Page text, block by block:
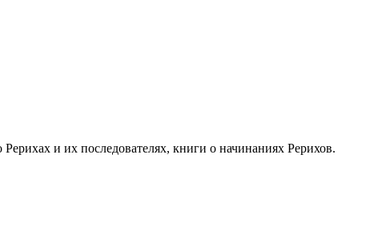
и их последователях, книги о начинаниях Рерихов.